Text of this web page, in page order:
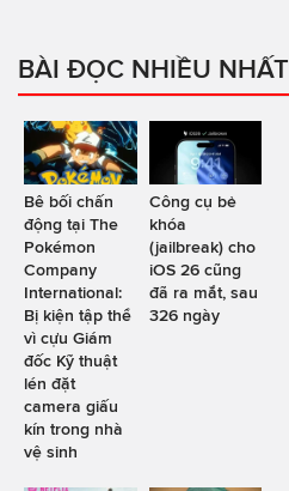
BÀI ĐỌC NHIỀU NHẤT
Bê bối chấn
động tại The
Pokémon
Company
International:
Bị kiện tập thể
vì cựu Giám
đốc Kỹ thuật
lén đặt
camera giấu
kín trong nhà
vệ sinh
Công cụ bẻ
khóa
(jailbreak) cho
iOS 26 cũng
đã ra mắt, sau
326 ngày